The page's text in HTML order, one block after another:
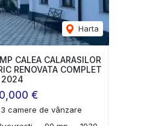
Harta
CALEA CALARASILOR
RENOVATA COMPLET
2024
€
camere de vânzare